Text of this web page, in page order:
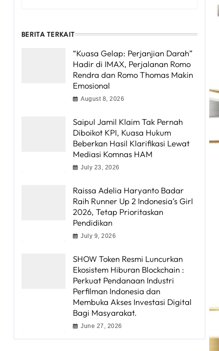
BERITA TERKAIT
“Kuasa Gelap: Perjanjian Darah”
Hadir di IMAX, Perjalanan Romo
Rendra dan Romo Thomas Makin
Emosional
August 8, 2026
Saipul Jamil Klaim Tak Pernah
Diboikot KPI, Kuasa Hukum
Beberkan Hasil Klarifikasi Lewat
Mediasi Komnas HAM
July 23, 2026
Raissa Adelia Haryanto Badar
Raih Runner Up 2 Indonesia’s Girl
2026, Tetap Prioritaskan
Pendidikan
July 9, 2026
SHOW Token Resmi Luncurkan
Ekosistem Hiburan Blockchain :
Perkuat Pendanaan Industri
Perfilman Indonesia dan
Membuka Akses Investasi Digital
Bagi Masyarakat.
June 27, 2026